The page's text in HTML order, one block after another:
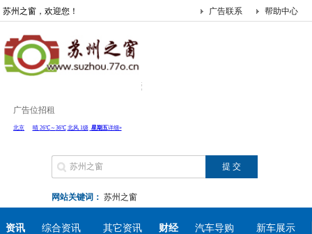
苏州之窗，欢迎您！ 帮助中心
广告联系
广告位招租
网站关键词： 苏州之窗
资讯 综合资讯 其它资讯 财经 汽车导购 新车展示